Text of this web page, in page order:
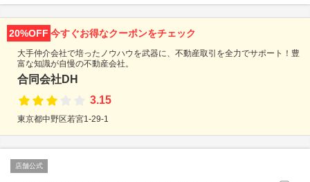
20%OFF 今すぐお得なクーポンをチェック
大手仲介会社で培ったノウハウを武器に、不動産取引を全力でサポート！豊
富な知識が自慢の不動産会社。
合同会社DH
3.15
東京都中野区若宮1-29-1
店舗公式